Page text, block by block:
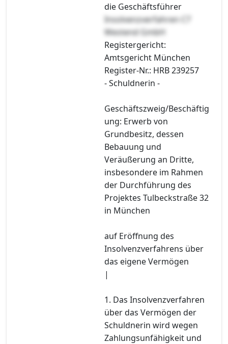
die Geschäftsführer
Insolvenzverfahren C7
Westend GmbH
Registergericht:
Amtsgericht München
Register-Nr.: HRB 239257
- Schuldnerin -
Geschäftszweig/Beschäftig
ung: Erwerb von
Grundbesitz, dessen
Bebauung und
Veräußerung an Dritte,
insbesondere im Rahmen
der Durchführung des
Projektes Tulbeckstraße 32
in München
auf Eröffnung des
Insolvenzverfahrens über
das eigene Vermögen
|
1. Das Insolvenzverfahren
über das Vermögen der
Schuldnerin wird wegen
Zahlungsunfähigkeit und